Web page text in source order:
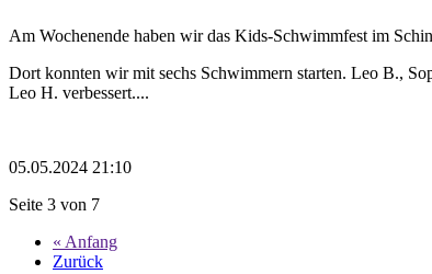
Am Wochenende haben wir das Kids-Schwimmfest im
Dort konnten wir mit sechs Schwimmern starten. Leo B.,
Leo H. verbessert....
05.05.2024 21:10
Seite 3 von 7
« Anfang
Zurück